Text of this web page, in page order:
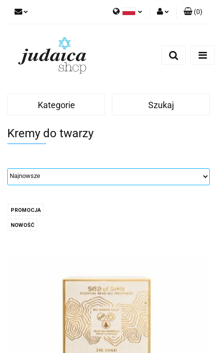
(0)
Kategorie Szukaj
Kremy do twarzy
PROMOCJA
NOWOŚĆ